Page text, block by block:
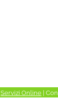
Servizi Online